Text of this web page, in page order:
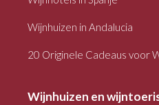
Wijnhuizen in Andalucia
20 Originele Cadeaus voor
Wijnhuizen en